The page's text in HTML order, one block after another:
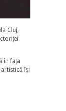
Cluj,
în fața
își